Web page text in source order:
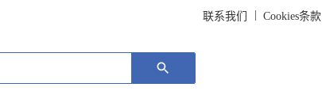
联系我们 Cookies条款